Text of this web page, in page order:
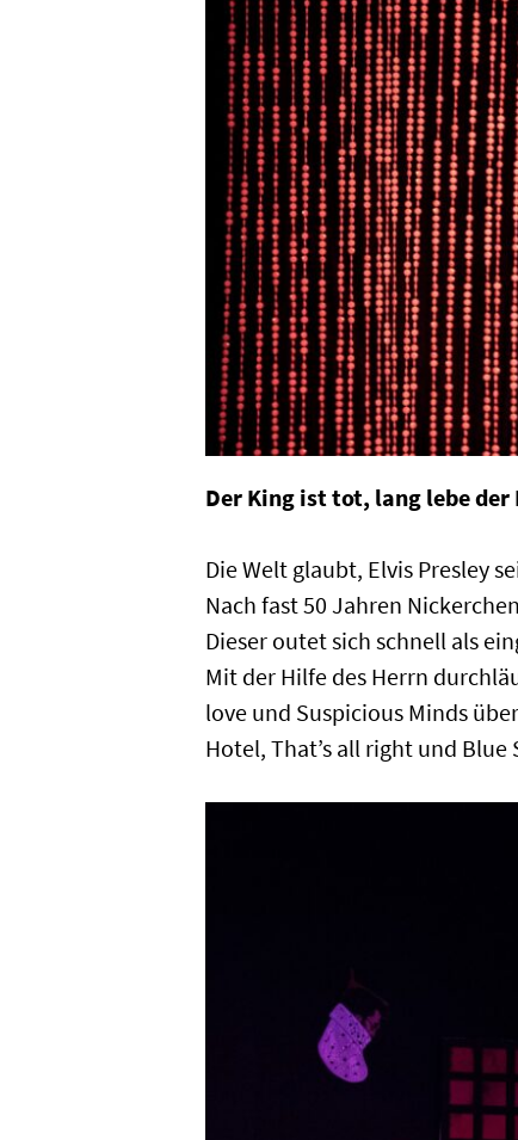
Der King ist tot, lang lebe
Die Welt glaubt, Elvis Presley
Nach fast 50 Jahren
Dieser outet sich schnell als
Mit der Hilfe des Herrn
love und Suspicious Minds
Hotel, That’s all right und Blue